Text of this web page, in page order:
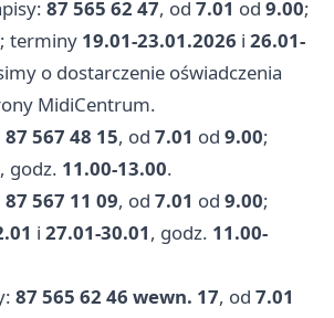
87 565 62 47, od 7.01 od 9.00;
terminy 19.01-23.01.2026 i 26.01-
o dostarczenie oświadczenia
MidiCentrum.
87 567 48 15, od 7.01 od 9.00;
godz. 11.00-13.00.
87 567 11 09, od 7.01 od 9.00;
i 27.01-30.01, godz. 11.00-
87 565 62 46 wewn. 17, od 7.01